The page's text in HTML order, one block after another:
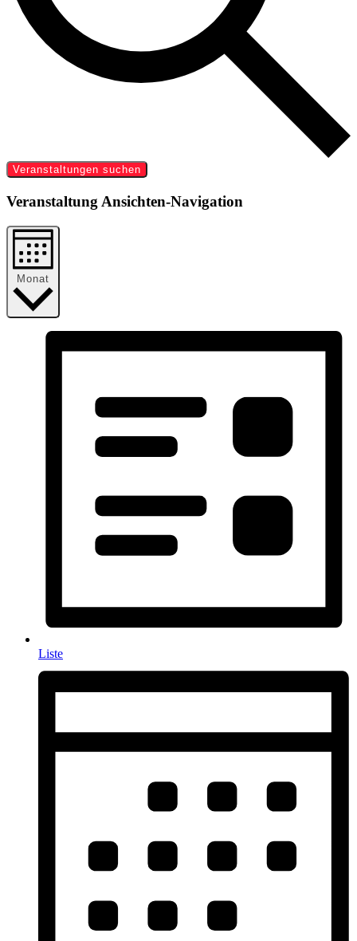
Veranstaltungen suchen
Veranstaltung Ansichten-Navigation
Monat
Liste